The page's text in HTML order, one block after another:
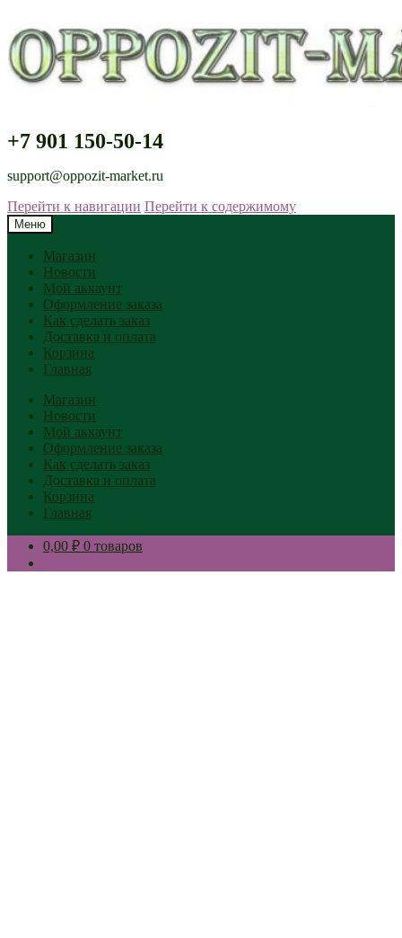
+7 901 150-50-14
support@oppozit-market.ru
Перейти к навигации Перейти к содержимому
Меню
Магазин
Новости
Мой аккаунт
Оформление заказа
Как сделать заказ
Доставка и оплата
Корзина
Главная
Магазин
Новости
Мой аккаунт
Оформление заказа
Как сделать заказ
Доставка и оплата
Корзина
Главная
0,00 ₽ 0 товаров